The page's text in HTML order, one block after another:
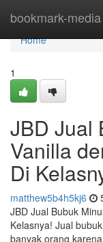
bookmark-media
Home
Home
1
JBD Jual
Vanilla
Di
matthew5b4h5kj6
JBD Jual Bubuk
Kelasnya! Jual
banyak orang